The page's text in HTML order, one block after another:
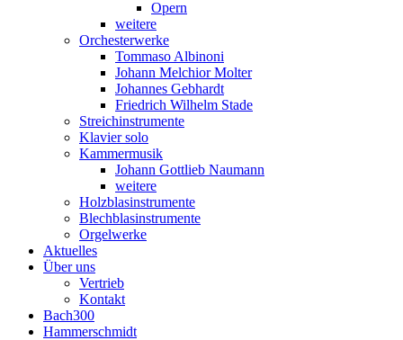
Opern
weitere
Orchesterwerke
Tommaso Albinoni
Johann Melchior Molter
Johannes Gebhardt
Friedrich Wilhelm Stade
Streichinstrumente
Klavier solo
Kammermusik
Johann Gottlieb Naumann
weitere
Holzblasinstrumente
Blechblasinstrumente
Orgelwerke
Aktuelles
Über uns
Vertrieb
Kontakt
Bach300
Hammerschmidt